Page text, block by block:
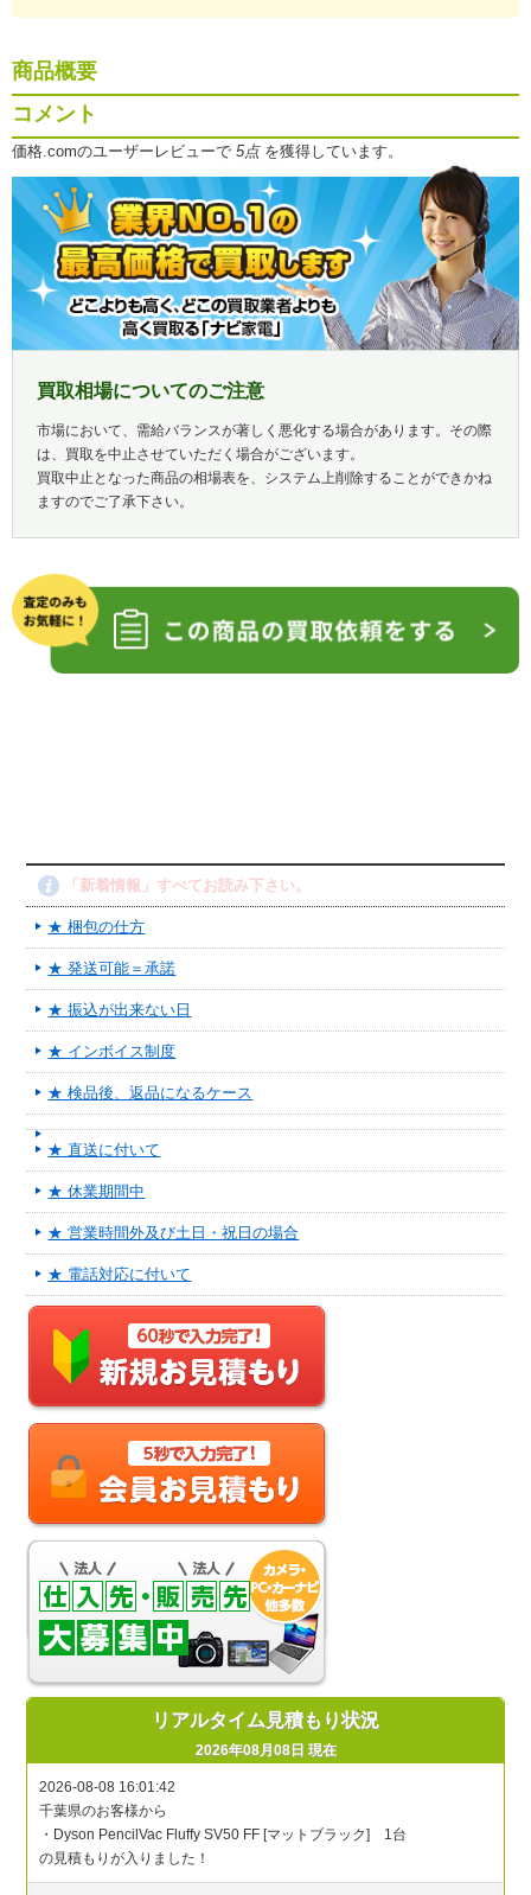
商品概要
コメント
価格.comのユーザーレビューで 5点を獲得しています。
買取相場についてのご注意
市場において、需給バランスが著しく悪化する場合があります。その際
は、買取を中止させていただく場合がございます。
買取中止となった商品の相場表を、システム上削除することができかね
ますのでご了承下さい。
「新着情報」すべてお読み下さい。
★ 梱包の仕方
★ 発送可能＝承諾
★ 振込が出来ない日
★ インボイス制度
★ 検品後、返品になるケース
★ 直送に付いて
★ 休業期間中
★ 営業時間外及び土日・祝日の場合
★ 電話対応に付いて
リアルタイム見積もり状況
2026年08月08日 現在